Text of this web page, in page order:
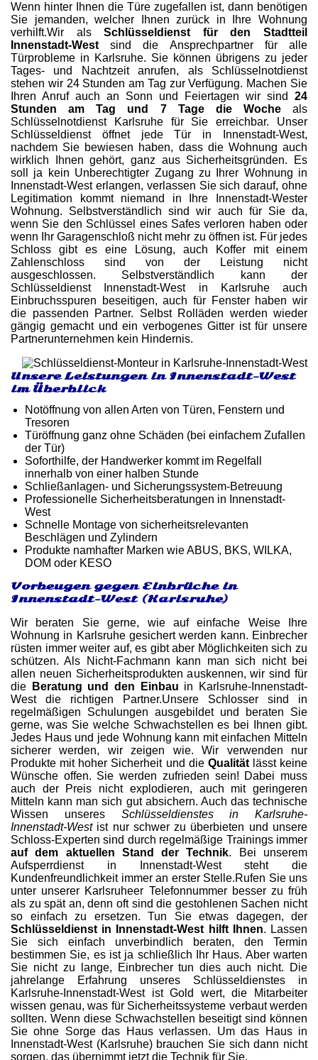
Wenn hinter Ihnen die Türe zugefallen ist, dann benötigen
Sie jemanden, welcher Ihnen zurück in Ihre Wohnung
verhilft.Wir alsSchlüsseldienst für den Stadtteil
Innenstadt-West sind die Ansprechpartner für alle
Türprobleme in Karlsruhe. Sie können übrigens zu jeder
Tages- und Nachtzeit anrufen, als Schlüsselnotdienst
stehen wir 24 Stunden am Tag zur Verfügung. Machen Sie
Ihren Anruf auch an Sonn und Feiertagen wir sind 24
Stunden am Tag und 7 Tage die Wocheals
Schlüsselnotdienst Karlsruhe für Sie erreichbar. Unser
Schlüsseldienst öffnet jede Tür in Innenstadt-West,
nachdem Sie bewiesen haben, dass die Wohnung auch
wirklich Ihnen gehört, ganz aus Sicherheitsgründen. Es
soll ja kein Unberechtigter Zugang zu Ihrer Wohnung in
Innenstadt-West erlangen, verlassen Sie sich darauf, ohne
Legitimation kommt niemand in Ihre Innenstadt-Wester
Wohnung. Selbstverständlich sind wir auch für Sie da,
wenn Sie den Schlüssel eines Safes verloren haben oder
wenn Ihr Garagenschloß nicht mehr zu öffnen ist. Für jedes
Schloss gibt es eine Lösung, auch Koffer mit einem
Zahlenschloss sind von der Leistung nicht
ausgeschlossen. Selbstverständlich kann der
Schlüsseldienst Innenstadt-West in Karlsruhe auch
Einbruchsspuren beseitigen, auch für Fenster haben wir
die passenden Partner. Selbst Rolläden werden wieder
gängig gemacht und ein verbogenes Gitter ist für unsere
Partnerunternehmen kein Hindernis.
Unsere Leistungen in Innenstadt-West
im Überblick
Notöffnung von allen Arten von Türen, Fenstern und
Tresoren
Türöffnung ganz ohne Schäden (bei einfachem Zufallen
der Tür)
Soforthilfe, der Handwerker kommt im Regelfall
innerhalb von einer halben Stunde
Schließanlagen- und Sicherungssystem-Betreuung
Professionelle Sicherheitsberatungen in Innenstadt-
West
Schnelle Montage von sicherheitsrelevanten
Beschlägen und Zylindern
Produkte namhafter Marken wie ABUS, BKS, WILKA,
DOM oder KESO
Vorbeugen gegen Einbrüche in
Innenstadt-West (Karlsruhe)
Wir beraten Sie gerne, wie auf einfache Weise Ihre
Wohnung in Karlsruhe gesichert werden kann. Einbrecher
rüsten immer weiter auf, es gibt aber Möglichkeiten sich zu
schützen. Als Nicht-Fachmann kann man sich nicht bei
allen neuen Sicherheitsprodukten auskennen, wir sind für
die
Beratung und den Einbau in Karlsruhe-Innenstadt-
West die richtigen Partner.Unsere Schlosser sind in
regelmäßigen Schulungen ausgebildet und beraten Sie
gerne, was Sie welche Schwachstellen es bei Ihnen gibt.
Jedes Haus und jede Wohnung kann mit einfachen Mitteln
sicherer werden, wir zeigen wie. Wir verwenden nur
Produkte mit hoher Sicherheit und die Qualitätlässt keine
Wünsche offen. Sie werden zufrieden sein! Dabei muss
auch der Preis nicht explodieren, auch mit geringeren
Mitteln kann man sich gut absichern. Auch das technische
Wissen unseres Schlüsseldienstes in Karlsruhe-
Innenstadt-Westist nur schwer zu überbieten und unsere
Schloss-Experten sind durch regelmäßige Trainings immer
auf dem aktuellen Stand der Technik. Bei unserem
Aufsperrdienst in Innenstadt-West steht die
Kundenfreundlichkeit immer an erster Stelle.Rufen Sie uns
unter unserer Karlsruheer Telefonnummer besser zu früh
als zu spät an, denn oft sind die gestohlenen Sachen nicht
so einfach zu ersetzen. Tun Sie etwas dagegen, der
Schlüsseldienst in Innenstadt-West hilft Ihnen. Lassen
Sie sich einfach unverbindlich beraten, den Termin
bestimmen Sie, es ist ja schließlich Ihr Haus. Aber warten
Sie nicht zu lange, Einbrecher tun dies auch nicht. Die
jahrelange Erfahrung unseres Schlüsseldienstes in
Karlsruhe-Innenstadt-West ist Gold wert, die Mitarbeiter
wissen genau, was für Sicherheitssysteme verbaut werden
sollten. Wenn diese Schwachstellen beseitigt sind können
Sie ohne Sorge das Haus verlassen. Um das Haus in
Innenstadt-West (Karlsruhe) brauchen Sie sich dann nicht
sorgen, das übernimmt jetzt die Technik für Sie.